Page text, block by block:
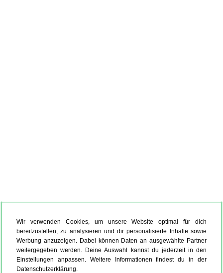
Wir verwenden Cookies, um unsere Website optimal für dich
bereitzustellen, zu analysieren und dir personalisierte Inhalte sowie
Werbung anzuzeigen. Dabei können Daten an ausgewählte Partner
weitergegeben werden. Deine Auswahl kannst du jederzeit in den
Einstellungen anpassen. Weitere Informationen findest du in der
Datenschutzerklärung.